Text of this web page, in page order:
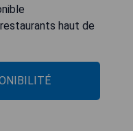
haut de